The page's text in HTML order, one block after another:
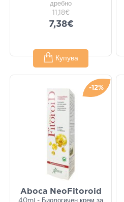
дребно
11,18€
7,38€
Купува
-12%
Aboca NeoFitoroid